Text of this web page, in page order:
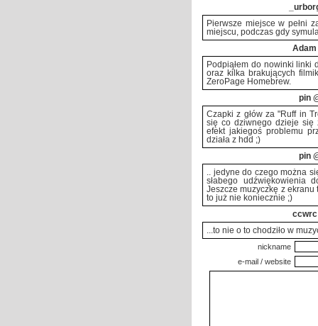
Pierwsze miejsce w pełni
miejscu, podczas gdy
Adam
Podpiąłem do nowinki linki
oraz kilka brakujących
ZeroPage Homebrew.
pin
Czapki z głów za "Ruff in
się co dziwnego dzieje się
efekt jakiegoś problemu
działa z hdd ;)
pin
.. jedyne do czego można
słabego udźwiękowienia
Jeszcze muzyczkę z ekranu
to już nie koniecznie ;)
ccwrc
...to nie o to chodziło w
nickname
e-mail / website